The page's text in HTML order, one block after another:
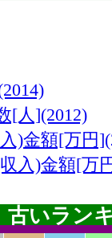
[人](2012)
)金額[万円
入)金額[万
古いラン